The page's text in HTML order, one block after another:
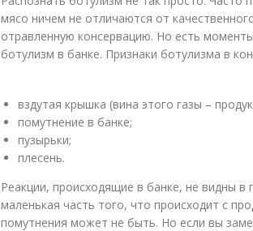
мясо ничем не отличаются от
отравленную консервацию. Но есть
ботулизм в банке. Признаки ботулизма в
вздутая крышка (вина этого газы –
помутнение в банке;
пузырьки;
плесень.
Реакции, происходящие в банке, не видны
маленькая часть того, что происходит с
помутнения может не быть. Но если вы